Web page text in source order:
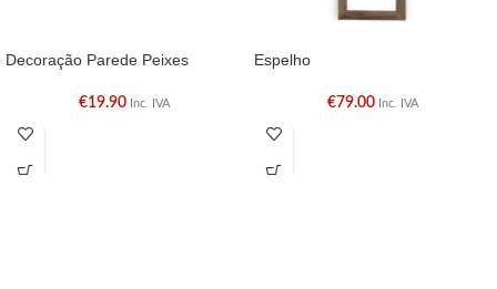
Decoração Parede Peixes
€19.90 Inc. IVA
Espelho
€79.00 Inc. IVA